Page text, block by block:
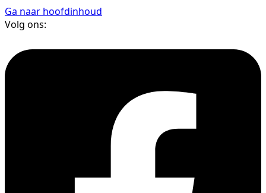
Ga naar hoofdinhoud
Volg ons: